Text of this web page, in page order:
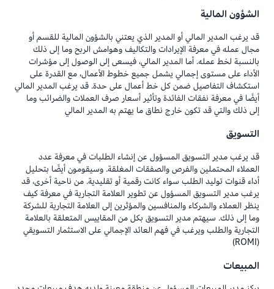
الشؤون المالية
قد يرغب المدير المالي أو المدير الذي يعتني بالشؤون المالية للقسم أو
مجال عمله في معرفة الإيرادات والتكاليف وهوامش الربح وما إلى ذلك
بالنسبة لخط عمله. أما المدير المالي، فيسعى إلى الوصول إلى مؤشرات
الأداء على مستوى إجمالي يشمل جميع خطوط الأعمال، مع القدرة على
استكشاف التفاصيل ضمن كل خط أعمال على حدة. قد يرغب المدير المالي
أيضًا في معرفة نفقات الفائدة وتأثير أسعار صرف العملات والضرائب وما
إلى ذلك والتي قد تكون خارج نطاق ما يهتم به المدير المالي
التسويق
قد يرغب مدير التسويق المسؤول عن إنشاء الطلبات في معرفة عدد
العملاء المحتملين والفرص والصفقات المغلقة. وسيقومون أيضًا بتحليل
أداء قنوات توليد الطلب سواء كانت رقمية أو تقليدية. من ناحية أخرى، قد
يرغب مدير التسويق المسؤول عن تطوير العلامة التجارية في معرفة كيف
ينظر العملاء والشركاء والمنافسين والمؤثرين إلى العلامة التجارية للشركة
وما إلى ذلك. سيهتم مدير التسويق بكل من المقاييس المتعلقة بالعلامة
التجارية والطلب ويرغب في فهم العائد الإجمالي على الاستثمار التسويقي
(ROMI)
المبيعات